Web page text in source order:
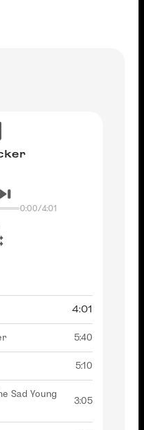
0:00/4:01
4:01
5:40
5:10
Sad Young
3:05